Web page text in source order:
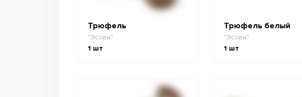
Трюфель
"Эссен"
1 шт
Трюфель белый
"Эссен"
1 шт